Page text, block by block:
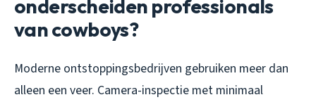
onderscheiden professionals
van cowboys?
Moderne ontstoppingsbedrijven gebruiken meer dan
alleen een veer. Camera-inspectie met minimaal